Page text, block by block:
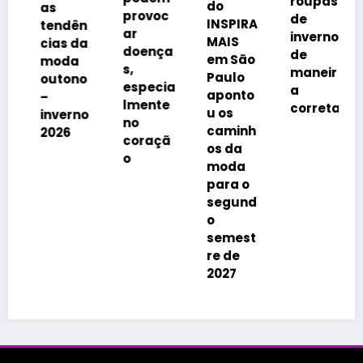
as
tendên
cias da
moda
outono
inverno
2026
provoc
ar
doença
s,
especia
lmente
no
coraçã
do
INSPIRA
MAIS
em São
Paulo
aponto
u os
caminh
os da
moda
para o
segund
semest
re de
2027
de
inverno
de
maneir
correta